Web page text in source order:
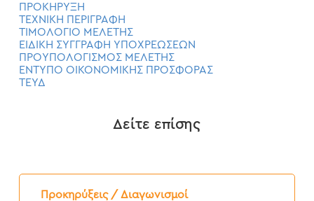
ΠΡΟΚΗΡΥΞΗ
ΤΕΧΝΙΚΗ ΠΕΡΙΓΡΑΦΗ
ΤΙΜΟΛΟΓΙΟ ΜΕΛΕΤΗΣ
ΕΙΔΙΚΗ ΣΥΓΓΡΑΦΗ ΥΠΟΧΡΕΩΣΕΩΝ
ΠΡΟΥΠΟΛΟΓΙΣΜΟΣ ΜΕΛΕΤΗΣ
ΕΝΤΥΠΟ ΟΙΚΟΝΟΜΙΚΗΣ ΠΡΟΣΦΟΡΑΣ
ΤΕΥΔ
Δείτε επίσης
Προκηρύξεις / Διαγωνισμοί
Προκήρυξη
Διαγωνισμού